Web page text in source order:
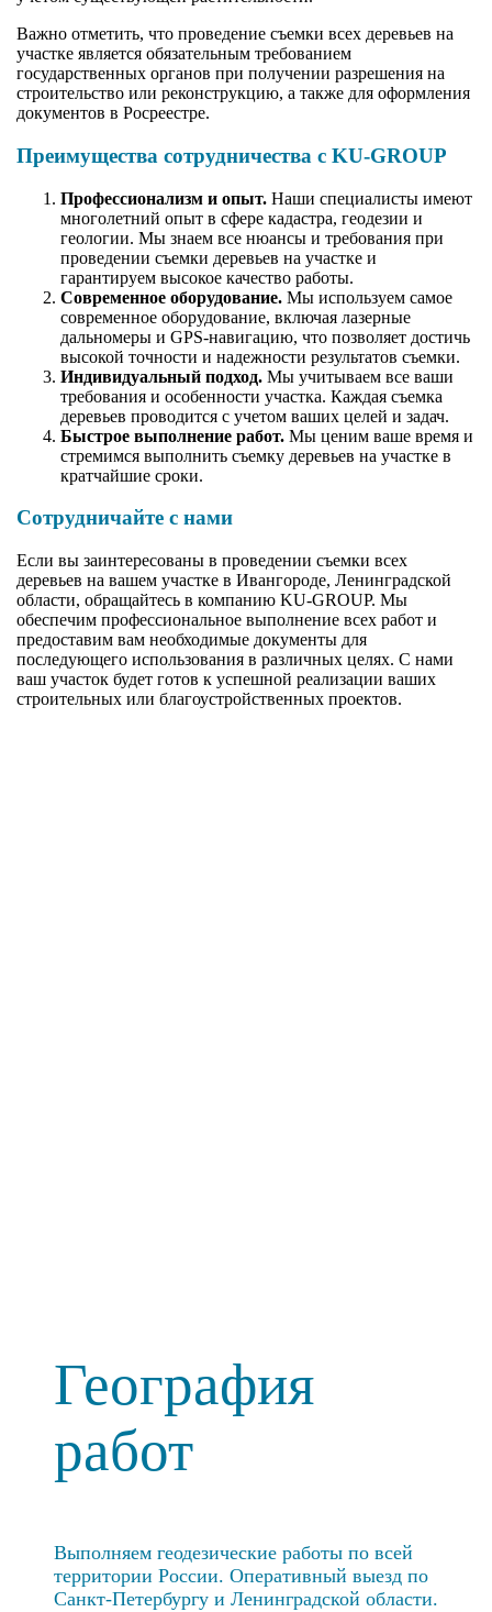
Важно отметить, что проведение съемки всех деревьев на
участке является обязательным требованием
государственных органов при получении разрешения на
строительство или реконструкцию, а также для оформления
документов в Росреестре.
Преимущества сотрудничества с KU-GROUP
Профессионализм и опыт. Наши специалисты имеют
многолетний опыт в сфере кадастра, геодезии и
геологии. Мы знаем все нюансы и требования при
проведении съемки деревьев на участке и
гарантируем высокое качество работы.
Современное оборудование. Мы используем самое
современное оборудование, включая лазерные
дальномеры и GPS-навигацию, что позволяет достичь
высокой точности и надежности результатов съемки.
Индивидуальный подход. Мы учитываем все ваши
требования и особенности участка. Каждая съемка
деревьев проводится с учетом ваших целей и задач.
Быстрое выполнение работ. Мы ценим ваше время и
стремимся выполнить съемку деревьев на участке в
кратчайшие сроки.
Сотрудничайте с нами
Если вы заинтересованы в проведении съемки всех
деревьев на вашем участке в Ивангороде, Ленинградской
области, обращайтесь в компанию KU-GROUP. Мы
обеспечим профессиональное выполнение всех работ и
предоставим вам необходимые документы для
последующего использования в различных целях. С нами
ваш участок будет готов к успешной реализации ваших
строительных или благоустройственных проектов.
География
работ
Выполняем геодезические работы по всей
территории России. Оперативный выезд по
Санкт-Петербургу и Ленинградской области.